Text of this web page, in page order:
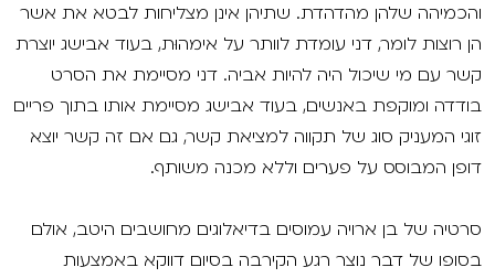
והכמיהה שלהן מהדהדת. שתיהן אינן מצליחות לבטא את אשר
הן רוצות לומר, דני עומדת לוותר על אימהוּת, בעוד אבישג יוצרת
קשר עם מי שיכול היה להיות אביה. דני מסיימת את הסרט
בודדה ומוקפת באנשים, בעוד אבישג מסיימת אותו בתוך פריים
זוגי המעניק סוג של תקווה למציאת קשר, גם אם זה קשר יוצא
דופן המבוסס על פערים וללא מכנה משותף.
סרטיה של בן ארויה עמוסים בדיאלוגים מחושבים היטב, אולם
בסופו של דבר נוצר רגע הקירבה בסיום דווקא באמצעות